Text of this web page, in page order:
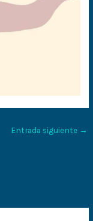
Entrada siguiente →